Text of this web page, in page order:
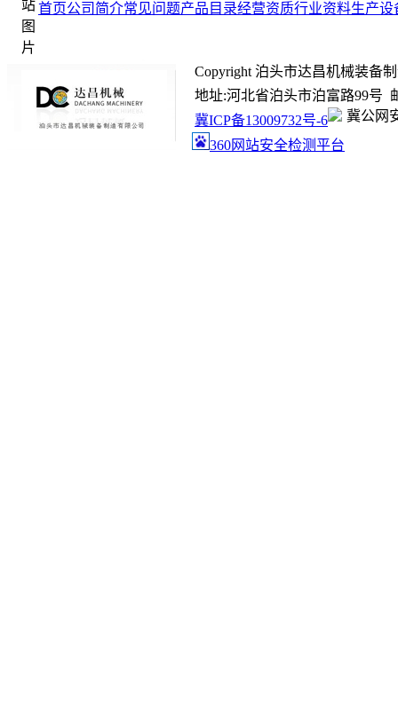
首页公司简介常见问题产品目录经营资质行业资料生产设
Copyright 泊头市达昌机械装备
地址:河北省泊头市泊富路99号
冀ICP备13009732号-6
冀公网
360网站安全检测平台